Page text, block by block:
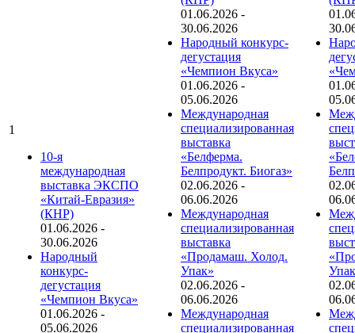
1
10-я
международная
выставка ЭКСПО
«Китай-Евразия»
(КНР)
01.06.2026 -
30.06.2026
Народный
конкурс-
дегустация
«Чемпион Вкуса»
01.06.2026 -
05.06.2026
01.06.2026 -
30.06.2026
Народный конкурс-
дегустация
«Чемпион Вкуса»
01.06.2026 -
05.06.2026
Международная
специализированная
выставка
«Белферма.
Белпродукт. Биогаз»
02.06.2026 -
06.06.2026
Международная
специализированная
выставка
«Продамаш. Холод.
Упак»
02.06.2026 -
06.06.2026
Международная
специализированная